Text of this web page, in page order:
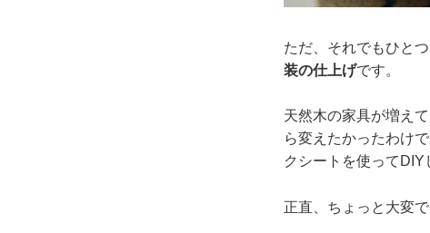
ただ、それでもひと
装の仕上げです。
天然木の家具が増え
ら変えたかったわけ
クシートを使ってDIY
正直、ちょっと大変